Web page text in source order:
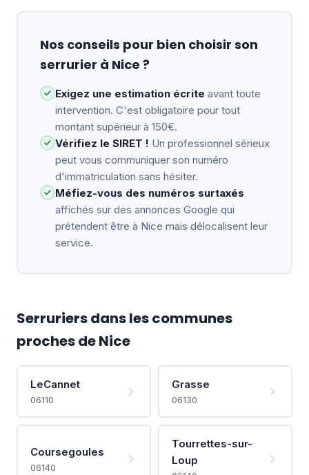
Nos conseils pour bien choisir son
serrurier à Nice ?
Exigez une estimation écrite avant toute
intervention. C'est obligatoire pour tout
montant supérieur à 150€.
Vérifiez le SIRET ! Un professionnel sérieux
peut vous communiquer son numéro
d'immatriculation sans hésiter.
Méfiez-vous des numéros surtaxés
affichés sur des annonces Google qui
prétendent être à Nice mais délocalisent leur
service.
Serruriers dans les communes
proches de Nice
LeCannet
06110
Grasse
06130
Coursegoules
06140
Tourrettes-sur-
Loup